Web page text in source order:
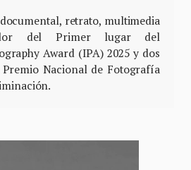
retrato, multimedia
del Primer lugar del
Award (IPA) 2025 y dos
Nacional de Fotografía